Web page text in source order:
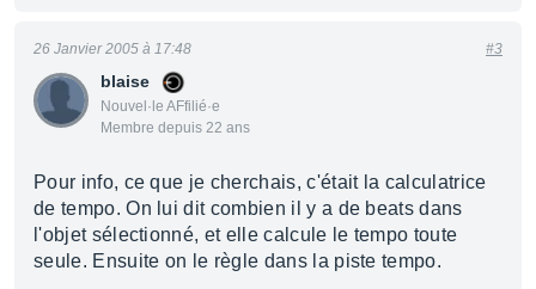
blaise
Nouvel·le AFfilié·e
Membre depuis 22 ans
26 Janvier 2005 à 17:48 #3
Pour info, ce que je cherchais, c'était la calculatrice
de tempo. On lui dit combien il y a de beats dans
l'objet sélectionné, et elle calcule le tempo toute
seule. Ensuite on le règle dans la piste tempo.